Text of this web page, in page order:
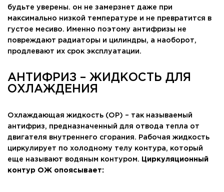
будьте уверены. он не замерзнет даже при
максимально низкой температуре и не превратится в
густое месиво. Именно поэтому антифризы не
повреждают радиаторы и цилиндры, а наоборот,
продлевают их срок эксплуатации.
АНТИФРИЗ – ЖИДКОСТЬ ДЛЯ
ОХЛАЖДЕНИЯ
Охлаждающая жидкость (ОР) – так называемый
антифриз, предназначенный для отвода тепла от
двигателя внутреннего сгорания. Рабочая жидкость
циркулирует по холодному телу контура, который
еще называют водяным контуром.
Циркуляционный
контур ОЖ опоясывает: